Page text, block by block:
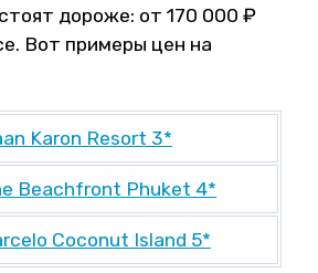
дороже: от 170 000 ₽
Вот примеры цен на
Karon Resort 3*
Beachfront Phuket 4*
Coconut Island 5*